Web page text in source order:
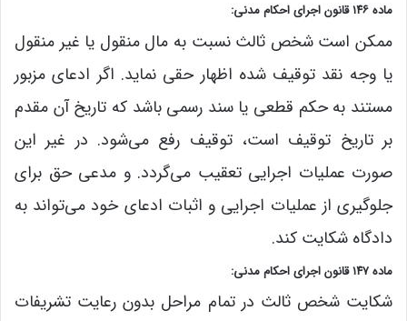
ماده ۱۴۶ قانون اجرای احکام مدنی:
ممکن است شخص ثالث نسبت به مال منقول یا غیر منقول
یا وجه نقد توقیف شده اظهار حقی نماید. اگر ادعای مزبور
مستند به حکم قطعی یا سند رسمی باشد که تاریخ آن مقدم
بر تاریخ توقیف است، توقیف رفع می‌شود. در غیر این
صورت عملیات اجرایی تعقیب می‌گردد. و مدعی حق برای
جلوگیری از عملیات اجرایی و اثبات ادعای خود می‌تواند به
دادگاه شکایت کند.
‌ماده ۱۴۷ قانون اجرای احکام مدنی:
شکایت شخص ثالث در تمام مراحل بدون رعایت تشریفات